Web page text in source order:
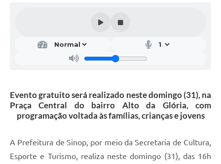
Evento gratuito será realizado neste domingo (31), na
Praça Central do bairro Alto da Glória, com
programação voltada às famílias, crianças e jovens
A Prefeitura de Sinop, por meio da Secretaria de Cultura,
Esporte e Turismo, realiza neste domingo (31), das 16h